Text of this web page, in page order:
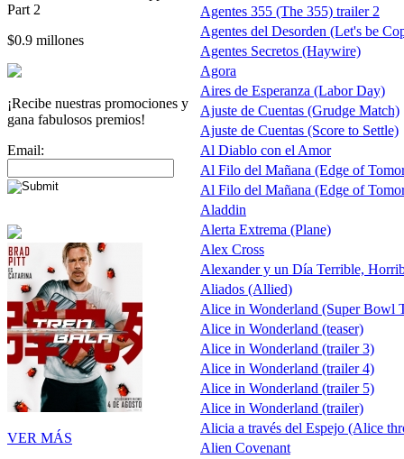
Part 2
$0.9 millones
¡Recibe nuestras promociones y
gana fabulosos premios!
Email:
VER MÁS
Agentes 355 (The 355) trailer 2
Agentes del Desorden (Let's be
Agentes Secretos (Haywire)
Agora
Aires de Esperanza (Labor Day)
Ajuste de Cuentas (Grudge Match)
Ajuste de Cuentas (Score to Settle)
Al Diablo con el Amor
Al Filo del Mañana (Edge of
Al Filo del Mañana (Edge of
Aladdin
Alerta Extrema (Plane)
Alex Cross
Alexander y un Día Terrible,
Aliados (Allied)
Alice in Wonderland (Super Bowl
Alice in Wonderland (teaser)
Alice in Wonderland (trailer 3)
Alice in Wonderland (trailer 4)
Alice in Wonderland (trailer 5)
Alice in Wonderland (trailer)
Alicia a través del Espejo (Alice
Alien Covenant